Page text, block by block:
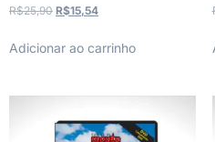
R$25,90 R$15,54
Adicionar ao carrinho